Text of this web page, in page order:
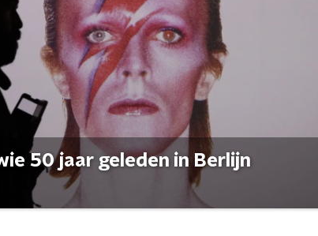
50 jaar geleden in Berlijn